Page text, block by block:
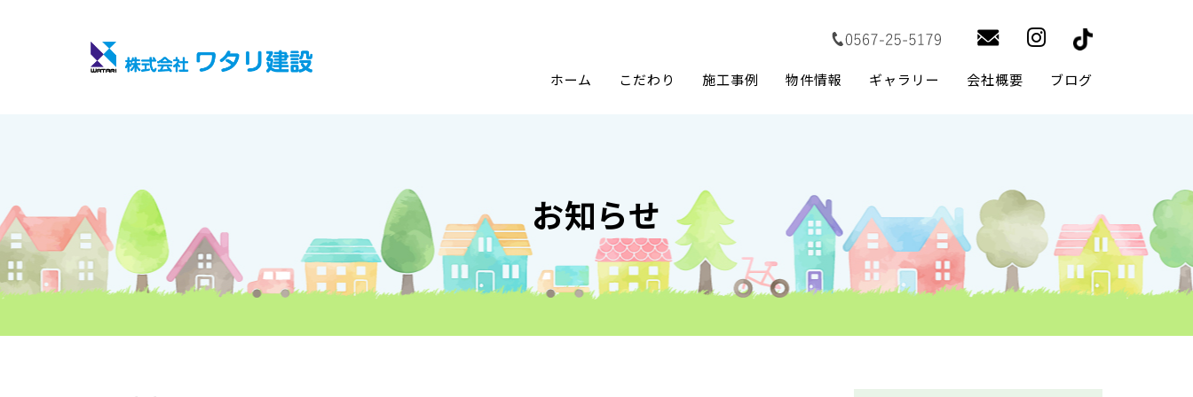
ホーム こだわり 施工事例 物件情報 ギャラリー 会社概要 ブログ
お知らせ